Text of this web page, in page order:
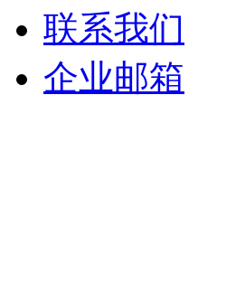
联系我们
企业邮箱